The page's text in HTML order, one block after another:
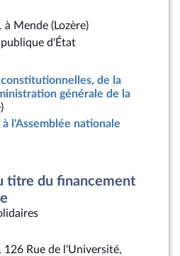
Mende (Lozère)
d'État
de la
générale de la
l'Assemblée nationale
titre du financement
126 Rue de l'Université,